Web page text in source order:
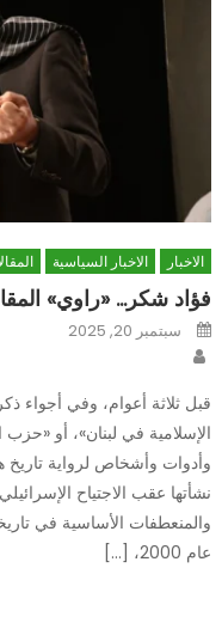
الاخبار الاخبار السياسية
فؤاد شكر… «راوي»
Posted
onسبتمبر 20, 2025
الإسلامية في لبنان»، أو
وأدوات وأشخاص لرواية
والمنعطفات الأساسية في
عام 2000، […]